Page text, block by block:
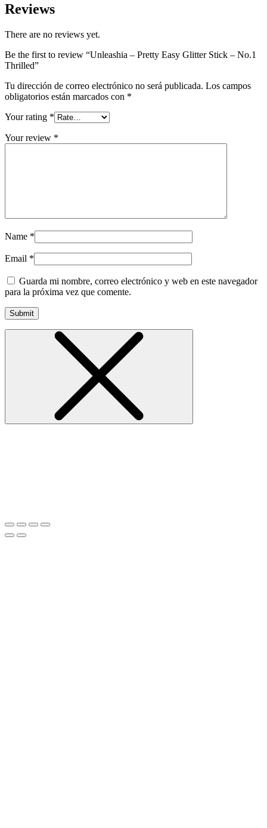
Reviews
There are no reviews yet.
Be the first to review “Unleashia – Pretty Easy Glitter Stick – No.1
Thrilled”
Tu dirección de correo electrónico no será publicada. Los campos
obligatorios están marcados con *
Your rating *
Your review *
Name *
Email *
Guarda mi nombre, correo electrónico y web en este navegador
para la próxima vez que comente.